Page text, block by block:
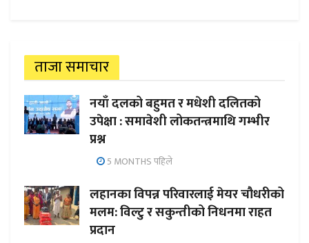
ताजा समाचार
नयाँ दलको बहुमत र मधेशी दलितको
उपेक्षा : समावेशी लोकतन्त्रमाथि गम्भीर
प्रश्न
5 MONTHS पहिले
लहानका विपन्न परिवारलाई मेयर चौधरीको
मलम: विल्टु र सकुन्तीको निधनमा राहत
प्रदान